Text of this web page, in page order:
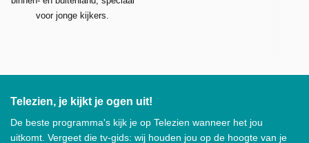
voor jonge kijkers.
Telezien, je kijkt je ogen uit!
De beste programma's kijk je op Telezien wanneer het jou
uitkomt. Vergeet die tv-gids: wij houden jou op de hoogte van je